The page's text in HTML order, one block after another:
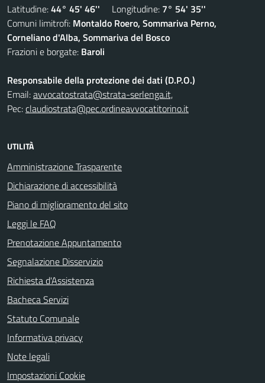
Latitudine:44° 45' 46'' Longitudine: 7° 54' 35''
Comuni limitrofi: Montaldo Roero, Sommariva Perno,
Corneliano d'Alba, Sommariva del Bosco
Frazioni e borgate: Baroli
Responsabile della protezione dei dati (D.P.O.)
Email:avvocatostrata@strata-serlenga.it,
Pec:claudiostrata@pec.ordineavvocatitorino.it
UTILITÀ
Amministrazione Trasparente
Dichiarazione di accessibilità
Piano di miglioramento del sito
Leggi le FAQ
Prenotazione Appuntamento
Segnalazione Disservizio
Richiesta d'Assistenza
Bacheca Servizi
Statuto Comunale
Informativa privacy
Note legali
Impostazioni Cookie